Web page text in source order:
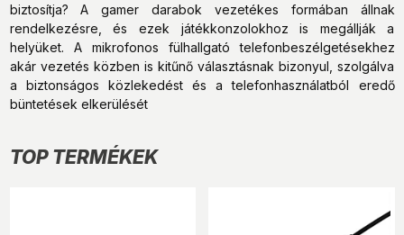
biztosítja? A gamer darabok vezetékes formában állnak
rendelkezésre, és ezek játékkonzolokhoz is megállják a
helyüket. A mikrofonos fülhallgató telefonbeszélgetésekhez
akár vezetés közben is kitűnő választásnak bizonyul, szolgálva
a biztonságos közlekedést és a telefonhasználatból eredő
büntetések elkerülését
TOP TERMÉKEK